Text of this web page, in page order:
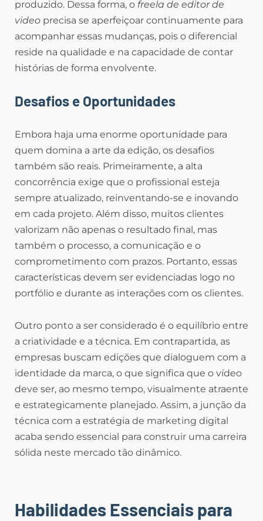
produzido. Dessa forma, o freela de editor de
video precisa se aperfeiçoar continuamente para
acompanhar essas mudanças, pois o diferencial
reside na qualidade e na capacidade de contar
histórias de forma envolvente.
Desafios e Oportunidades
Embora haja uma enorme oportunidade para
quem domina a arte da edição, os desafios
também são reais. Primeiramente, a alta
concorrência exige que o profissional esteja
sempre atualizado, reinventando-se e inovando
em cada projeto. Além disso, muitos clientes
valorizam não apenas o resultado final, mas
também o processo, a comunicação e o
comprometimento com prazos. Portanto, essas
características devem ser evidenciadas logo no
portfólio e durante as interações com os clientes.
Outro ponto a ser considerado é o equilíbrio entre
a criatividade e a técnica. Em contrapartida, as
empresas buscam edições que dialoguem com a
identidade da marca, o que significa que o vídeo
deve ser, ao mesmo tempo, visualmente atraente
e estrategicamente planejado. Assim, a junção da
técnica com a estratégia de marketing digital
acaba sendo essencial para construir uma carreira
sólida neste mercado tão dinâmico.
Habilidades Essenciais para